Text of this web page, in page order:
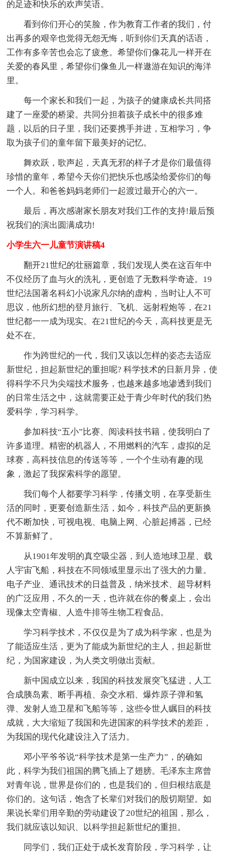
的足迹和快乐的欢声笑语。
看到你们开心的笑脸，作为教育工作者的我们，付
出再多的艰辛也觉得无怨无悔，听到你们天真的话语，
工作有多辛苦也会忘了疲惫。希望你们像花儿一样开在
关爱的春风里，希望你们像鱼儿一样遨游在知识的海洋
里。
每一个家长和我们一起，为孩子的健康成长共同搭
建了一座爱的桥梁。共同分担着孩子成长中的很多难
题，以后的日子里，我们还要携手并进，互相学习，争
取为孩子们的童年留下最美好的记忆。
舞欢跃，歌声起，天真无邪的样子才是你们最值得
珍惜的童年，希望今天你们把快乐也感染给爱你们的每
一个人。和爸爸妈妈老师们一起渡过最开心的六一。
最后，再次感谢家长朋友对我们工作的支持!最后预
祝我们的演出圆满成功!
小学生六一儿童节演讲稿4
翻开21世纪的壮丽篇章，我们发现人类在这百年中
不仅经历了血与火的洗礼，更创造了无数科学奇迹。19
世纪法国著名科幻小说家凡尔纳的虚构，当时让人不可
思议，他所幻想的登月旅行、飞机、远射程炮等，在21
世纪都一一成为现实。在21世纪的今天，高科技更是无
处不在。
作为跨世纪的一代，我们又该以怎样的姿态去适应
新世纪，担起新世纪的重担呢? 科学技术的日新月异，使
得科学不只为尖端技术服务，也越来越多地渗透到我们
的日常生活之中，这就需要正处于青少年时代的我们热
爱科学，学习科学。
参加科技“五小”比赛、阅读科技书籍，使我明白了
许多道理。精密的机器人，不用燃料的汽车，虚拟的足
球赛，高科技信息的传送等等，一个个生动有趣的现
象，激起了我探索科学的愿望。
我们每个人都要学习科学，传播文明，在享受新生
活的同时，更要创造新生活，如今，科技产品的更新换
代不断加快，可视电视、电脑上网、心脏起搏器，已经
不算新鲜了。
从1901年发明的真空吸尘器，到人造地球卫星、载
人宇宙飞船，科技在不同领域里显示出了强大的力量。
电子产业、通讯技术的日益普及，纳米技术、超导材料
的广泛应用，不久的一天，也许就在你的餐桌上，会出
现像太空青椒、人造牛排等生物工程食品。
学习科学技术，不仅仅是为了成为科学家，也是为
了能适应生活，更为了能成为新世纪的主人，担起新世
纪，为国家建设，为人类文明做出贡献。
新中国成立以来，我国的科技发展突飞猛进，人工
合成胰岛素、断手再植、杂交水稻、爆炸原子弹和氢
弹、发射人造卫星和飞船等等，这些令世人瞩目的科技
成就，大大缩短了我国和先进国家的科学技术的差距，
为我国的现代化建设注入了活力。
邓小平爷爷说“科学技术是第一生产力”，的确如
此，科学为我们祖国的腾飞插上了翅膀。毛泽东主席曾
对青年说，世界是你们的，也是我们的，但归根结底是
你们的。这句话，饱含了长辈们对我们的殷切期望。如
果说长辈们用辛勤的劳动建设了20世纪的祖国，那么，
我们就应该以知识、以科学担起新世纪的重担。
同学们，我们正处于成长发育阶段，学习科学，让